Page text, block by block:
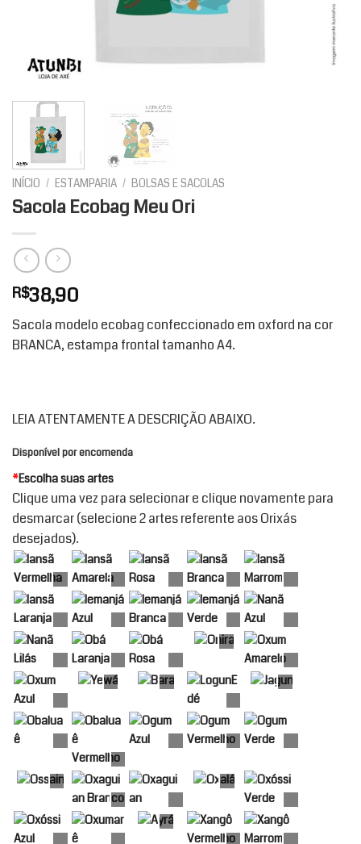
INÍCIO / ESTAMPARIA / BOLSAS E SACOLAS
Sacola Ecobag Meu Ori
R$38,90
Sacola modelo ecobag confeccionado em oxford na cor
BRANCA, estampa frontal tamanho A4.
LEIA ATENTAMENTE A DESCRIÇÃO ABAIXO.
Disponível por encomenda
*Escolha suas artes
Clique uma vez para selecionar e clique novamente para
desmarcar (selecione 2 artes referente aos Orixás
desejados).